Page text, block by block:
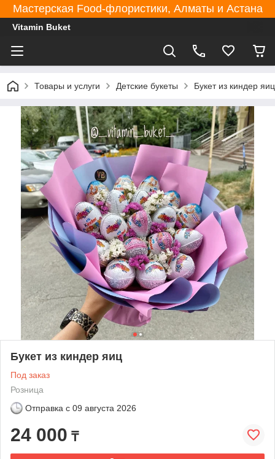
Мастерская Food-флористики, Алматы и Астана
Vitamin Buket
Товары и услуги Детские букеты Букет из киндер яиц
Букет из киндер яиц
Под заказ
Розница
Отправка с 09 августа 2026
24 000 ₸